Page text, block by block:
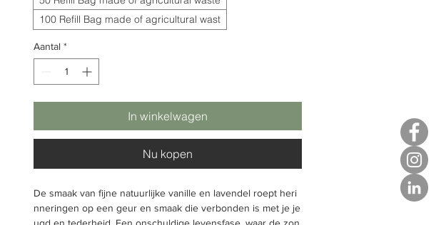
100 Refill Bag made of agricultural wast
Aantal *
In winkelwagen
Nu kopen
De smaak van fijne natuurlijke vanille en lavendel roept heri
nneringen op een geur en smaak die verbonden is met je je